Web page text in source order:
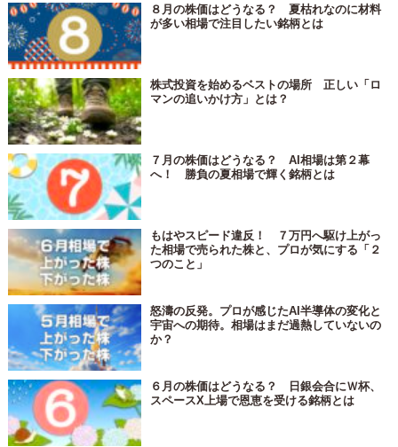
８月の株価はどうなる？ 夏枯れなのに材料
が多い相場で注目したい銘柄とは
株式投資を始めるベストの場所 正しい「ロ
マンの追いかけ方」とは？
７月の株価はどうなる？ AI相場は第２幕
へ！ 勝負の夏相場で輝く銘柄とは
もはやスピード違反！ ７万円へ駆け上がっ
た相場で売られた株と、プロが気にする「２
つのこと」
怒濤の反発。プロが感じたAI半導体の変化と
宇宙への期待。相場はまだ過熱していないの
か？
６月の株価はどうなる？ 日銀会合にＷ杯、
スペースX上場で恩恵を受ける銘柄とは